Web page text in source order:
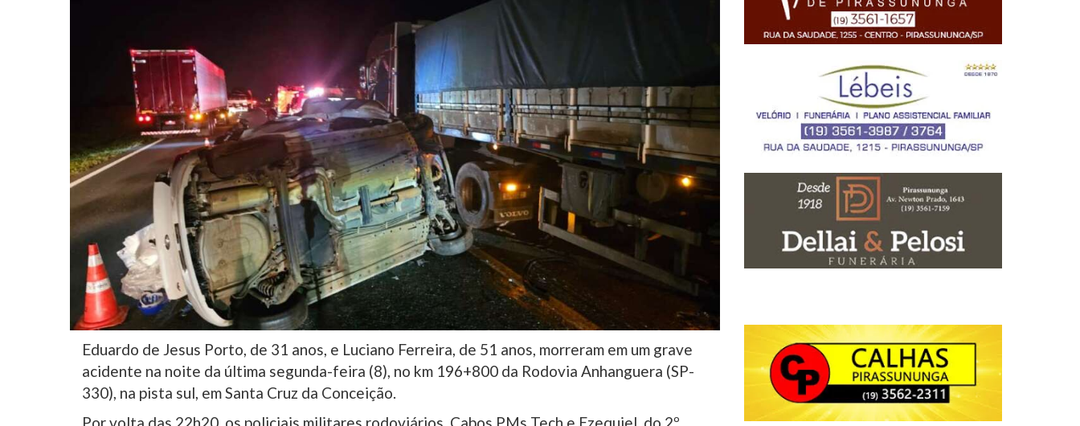
Eduardo de Jesus Porto, de 31 anos, e Luciano Ferreira, de 51 anos, morreram em um grave
acidente na noite da última segunda-feira (8), no km 196+800 da Rodovia Anhanguera (SP-
330), na pista sul, em Santa Cruz da Conceição.